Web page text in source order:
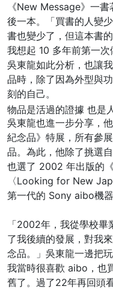
《New Message》一
後一本。「買書的人變
書也變少了，但這本書
我想起 10 多年前第一次
吳東龍如此分析，也讓
品時，除了因為外型與
刻的自己。
物品是活過的證據 也是
吳東龍也進一步分享，
紀念品》特展，所有參
品。為此，他除了挑選
也選了 2002 年出版的
〈Looking for New
第一代的 Sony aibo機
「2002年，我從學校
了我後續的發展，對我
念品。」吳東龍一邊把
我當時很喜歡 aibo，也
舊了。過了22年再回頭